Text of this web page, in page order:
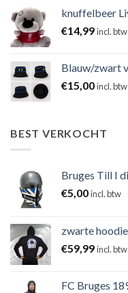
knuffelbeer
€14,99incl. btw
Blauw/zwart
€15,00incl. btw
BEST VERKOCHT
Bruges Till I
€5,00incl. btw
zwarte
€59,99incl. btw
FC Bruges